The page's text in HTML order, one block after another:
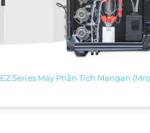
EZ Series Máy Phân Tích Mangan (Mn)